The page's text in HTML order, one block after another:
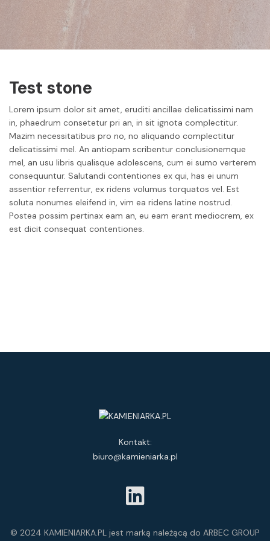
Test stone
Lorem ipsum dolor sit amet, eruditi ancillae delicatissimi nam
in, phaedrum consetetur pri an, in sit ignota complectitur.
Mazim necessitatibus pro no, no aliquando complectitur
delicatissimi mel. An antiopam scribentur conclusionemque
mel, an usu libris qualisque adolescens, cum ei sumo verterem
consequuntur. Salutandi contentiones ex qui, has ei unum
assentior referrentur, ex ridens volumus torquatos vel. Est
soluta nonumes eleifend in, vim ea ridens latine nostrud.
Postea possim pertinax eam an, eu eam erant mediocrem, ex
est dicit consequat contentiones.
Kontakt:
biuro@kamieniarka.pl
© 2024 KAMIENIARKA.PL jest marką należącą do ARBEC GROUP